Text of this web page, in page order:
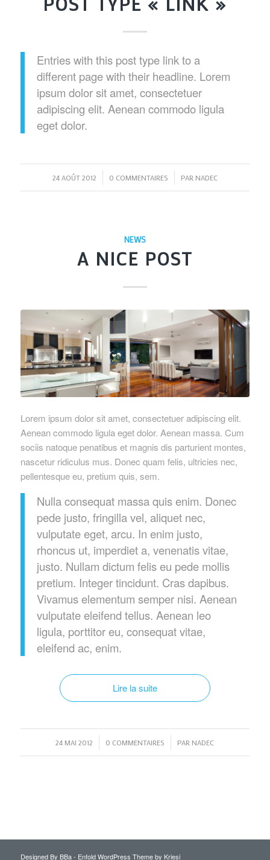
Entries with this post type link to a
different page with their headline. Lorem
ipsum dolor sit amet, consectetuer
adipiscing elit. Aenean commodo ligula
eget dolor.
24 AOÛT 2012
/ 0 COMMENTAIRES
/ PAR NADEC
NEWS
A NICE POST
Lorem ipsum dolor sit amet, consectetuer adipiscing elit.
Aenean commodo ligula eget dolor. Aenean massa. Cum
sociis natoque penatibus et magnis dis parturient montes,
nascetur ridiculus mus. Donec quam felis, ultricies nec,
pellentesque eu, pretium quis, sem.
Nulla consequat massa quis enim. Donec
pede justo, fringilla vel, aliquet nec,
vulputate eget, arcu. In enim justo,
rhoncus ut, imperdiet a, venenatis vitae,
justo. Nullam dictum felis eu pede mollis
pretium. Integer tincidunt. Cras dapibus.
Vivamus elementum semper nisi. Aenean
vulputate eleifend tellus. Aenean leo
ligula, porttitor eu, consequat vitae,
eleifend ac, enim.
Lire la suite
24 MAI 2012
/ 0 COMMENTAIRES
/ PAR NADEC
Designed By BBa - Enfold WordPress Theme by Kriesi